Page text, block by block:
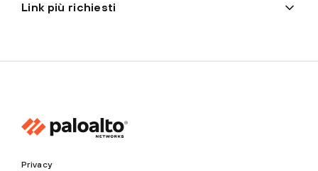
Link più richiesti
Privacy